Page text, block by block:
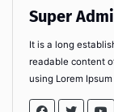
Super
It is a long
readable content
using Lorem Ipsum